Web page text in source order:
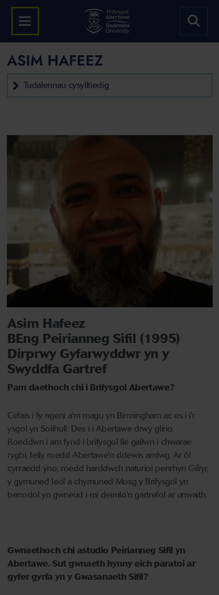
ASIM HAFEEZ
Tudalennau cysylltiedig
Asim Hafeez
BEng Peirianneg Sifil (1995)
Dirprwy Gyfarwyddwr yn y
Swyddfa Gartref
Pam daethoch chi i Brifysgol Abertawe?
Cefais i fy ngeni a'm magu yn Birmingham ac es i i'r
ysgol yn Solihull. Des i i Abertawe drwy glirio.
Roeddwn i am fynd i brifysgol lle gallwn i chwarae
rygbi, felly roedd Abertawe'n ddewis amlwg. Ar ôl
cyrraedd yno, roedd harddwch naturiol penrhyn Gŵyr,
y gymuned leol a chymuned Mosg y Brifysgol yn
benodol yn gwneud i mi deimlo'n gartrefol ar unwaith.
Gwnaethoch chi astudio Peirianneg Sifil yn
Abertawe. Sut gwnaeth hynny eich paratoi ar
gyfer gyrfa yn y Gwasanaeth Sifil?